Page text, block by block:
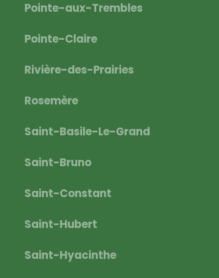
Pointe-aux-Trembles
Pointe-Claire
Rivière-des-Prairies
Rosemère
Saint-Basile-Le-Grand
Saint-Bruno
Saint-Constant
Saint-Hubert
Saint-Hyacinthe